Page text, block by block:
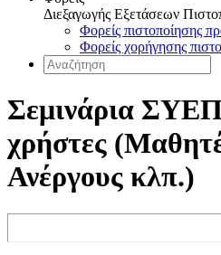
Διεξαγωγής Εξετάσεων
Φορείς πιστοποίησης
Φορείς χορήγησης
Σεμινάρια ΣΥΕΠ
χρήστες
Ανέργους κλπ.)